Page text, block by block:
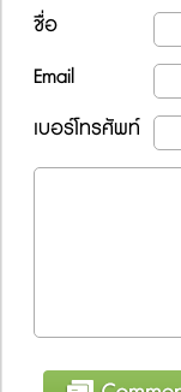
ชื่อ
Email
เบอร์โทรศัพท์